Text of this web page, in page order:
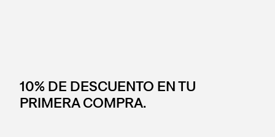
10% DE DESCUENTO EN TU
PRIMERA COMPRA.